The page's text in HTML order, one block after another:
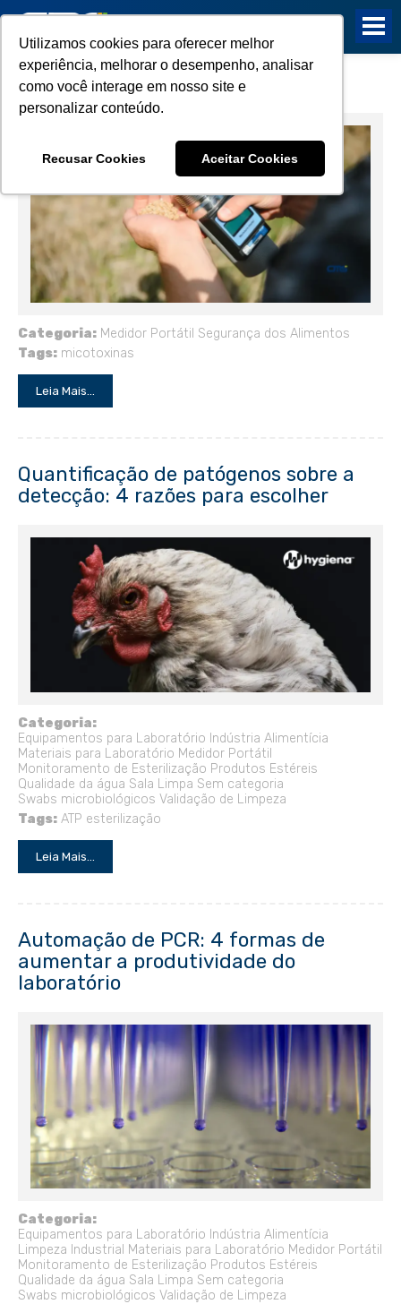
Utilizamos cookies para oferecer melhor
experiência, melhorar o desempenho, analisar
como você interage em nosso site e
personalizar conteúdo.
Recusar Cookies Aceitar Cookies
O que é um medidor de umidade?
Categoria: Medidor Portátil Segurança dos Alimentos
Tags: micotoxinas
Leia Mais...
Quantificação de patógenos sobre a
detecção: 4 razões para escolher
Categoria:
Equipamentos para Laboratório Indústria Alimentícia
Materiais para Laboratório Medidor Portátil
Monitoramento de Esterilização Produtos Estéreis
Qualidade da água Sala Limpa Sem categoria
Swabs microbiológicos Validação de Limpeza
Tags: ATP esterilização
Leia Mais...
Automação de PCR: 4 formas de
aumentar a produtividade do
laboratório
Categoria:
Equipamentos para Laboratório Indústria Alimentícia
Limpeza Industrial Materiais para Laboratório Medidor Portátil
Monitoramento de Esterilização Produtos Estéreis
Qualidade da água Sala Limpa Sem categoria
Swabs microbiológicos Validação de Limpeza